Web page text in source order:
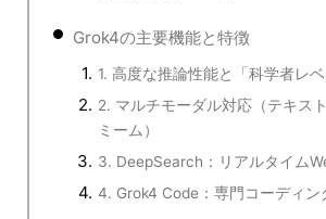
Grok4の主要機能と特徴
1. 高度な推論性能と「科学者レ
2. マルチモーダル対応（テキス
ミーム）
3. DeepSearch：リアルタイム
4. Grok4 Code：専門コーディン